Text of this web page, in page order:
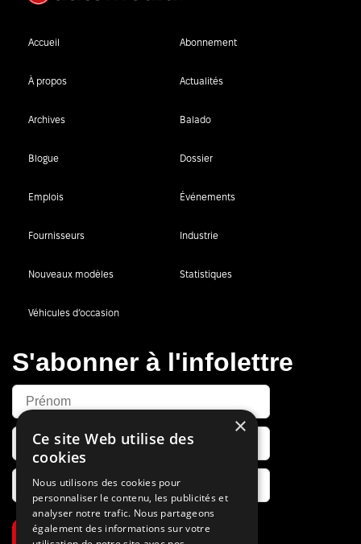
Accueil Abonnement
À propos Actualités
Archives Balado
Blogue Dossier
Emplois Événements
Fournisseurs Industrie
Nouveaux modèles Statistiques
Véhicules d’occasion
S'abonner à l'infolettre
S’abonner
×
Ce site Web utilise des
cookies
Nous utilisons des cookies pour
personnaliser le contenu, les publicités et
analyser notre trafic. Nous partageons
également des informations sur votre